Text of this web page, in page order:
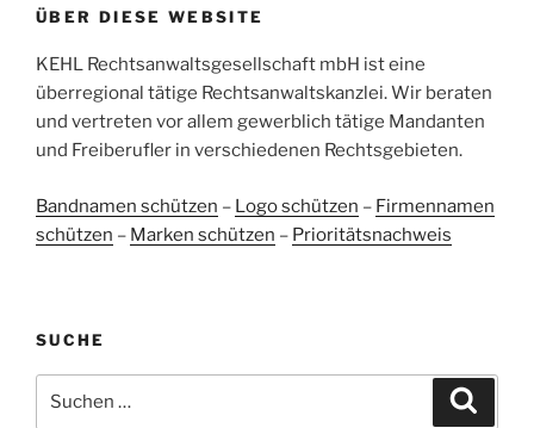
38
Bewertungen auf
ProvenExpert.com
Bewertungen von
2
anderen Quellen
Blick aufs ProvenExpert-Profil werfen
ÜBER DIESE WEBSITE
KEHL Rechtsanwaltsgesellschaft mbH ist eine
überregional tätige Rechtsanwaltskanzlei. Wir beraten
und vertreten vor allem gewerblich tätige Mandanten
und Freiberufler in verschiedenen Rechtsgebieten.
Bandnamen schützen – Logo schützen – Firmennamen
schützen – Marken schützen – Prioritätsnachweis
SUCHE
nach: